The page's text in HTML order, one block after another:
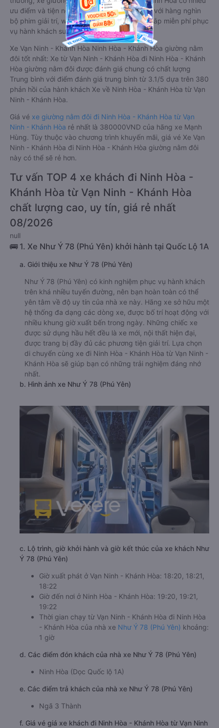
ưu điểm và tiện nghi vượt trội. Màn hình LCD với hàng nghìn
bộ phim giải trí, wifi, và nước uống và chăn đắp miễn phí phục
vụ hành khách suốt hành trình.
Xe Vạn Ninh - Khánh Hòa Ninh Hòa - Khánh Hòa giường nằm
đôi tốt nhất: Xe từ Vạn Ninh - Khánh Hòa đi Ninh Hòa - Khánh
Hòa giường nằm đôi được đánh giá chung có chất lượng
Trung bình với điểm đánh giá trung bình từ 3.1/5 dựa trên 380
phản hồi của hành khách Xe về Ninh Hòa - Khánh Hòa từ Vạn
Ninh - Khánh Hòa.
Giá vé xe giường nằm đôi đi Ninh Hòa - Khánh Hòa từ Vạn
Ninh - Khánh Hòa rẻ nhất là 380000VND của hãng xe Mạnh
Hùng. Tùy thuộc vào chương trình khuyến mãi, giá vé Xe Vạn
Ninh - Khánh Hòa đi Ninh Hòa - Khánh Hòa giường nằm đôi
này có thể sẽ rẻ hơn.
Tư vấn TOP 4 xe khách đi Ninh Hòa -
Khánh Hòa từ Vạn Ninh - Khánh Hòa
chất lượng cao, uy tín, giá rẻ nhất
08/2026
null
🚌 1. Xe Như Ý 78 (Phú Yên) khởi hành tại Quốc Lộ 1A
a. Giới thiệu xe Như Ý 78 (Phú Yên)
Như Ý 78 (Phú Yên) có kinh nghiệm phục vụ hành khách
trên khá nhiều tuyến đường, nên bạn hoàn toàn có thể
yên tâm về độ uy tín của nhà xe này. Hãng xe sở hữu một
hệ thống đa dạng các dòng xe, được bố trí hoạt động với
nhiều khung giờ xuất bến trong ngày. Những chiếc xe
được sử dụng hầu hết đều là xe mới, nội thất hiện đại,
được trang bị đầy đủ các phương tiện giải trí. Lựa chọn
di chuyển cùng xe đi Ninh Hòa - Khánh Hòa từ Vạn Ninh -
Khánh Hòa sẽ giúp bạn có những trải nghiệm đáng nhớ
nhất.
b. Hình ảnh xe Như Ý 78 (Phú Yên)
c. Lộ trình, giờ khởi hành và giờ kết thúc của xe khách Như
Ý 78 (Phú Yên)
Giờ xuất phát ở Vạn Ninh - Khánh Hòa: 18:20, 18:21,
18:22
Giờ đến nơi ở Ninh Hòa - Khánh Hòa: 19:20, 19:21,
19:22
Thời gian chạy từ Vạn Ninh - Khánh Hòa đi Ninh Hòa
- Khánh Hòa của nhà xe Như Ý 78 (Phú Yên) khoảng:
1 giờ
d. Các điểm đón khách của nhà xe Như Ý 78 (Phú Yên)
Ninh Hòa (Dọc Quốc lộ 1A)
e. Các điểm trả khách của nhà xe Như Ý 78 (Phú Yên)
Ngã 3 Thành
f. Giá vé giá xe khách đi Ninh Hòa - Khánh Hòa từ Vạn Ninh